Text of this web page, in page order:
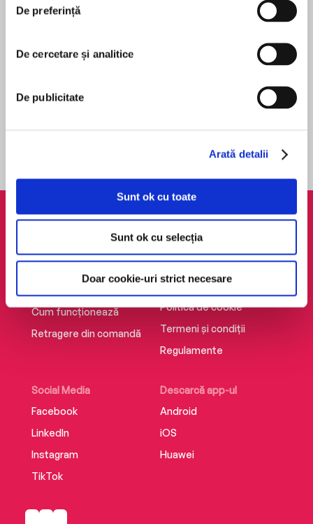
De preferință
De cercetare și analitice
De publicitate
Arată detalii
Sunt ok cu toate
Sunt ok cu selecția
Doar cookie-uri strict necesare
Cum funcționează
Retragere din comandă
Social Media
Facebook
LinkedIn
Instagram
TikTok
Descarcă app-ul
Android
iOS
Huawei
confidențialitate
Politica de cookie
Termeni și condiții
Regulamente